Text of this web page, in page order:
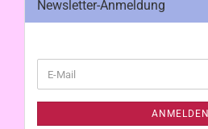
Newsletter-Anmeldung
ZUR
E-
Mail
ANMELDEN